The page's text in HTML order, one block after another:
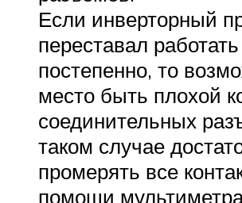
Если инверторный
переставал работать
постепенно, то
место быть плохой
соединительных
таком случае
промерять все
помощи